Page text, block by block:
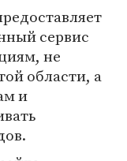
сервис
не
области, а
и